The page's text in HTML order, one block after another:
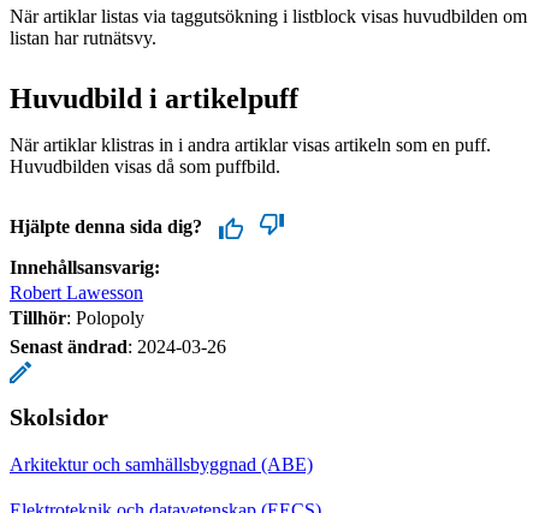
När artiklar listas via taggutsökning i listblock visas huvudbilden om
listan har rutnätsvy.
Huvudbild i artikelpuff
När artiklar klistras in i andra artiklar visas artikeln som en puff.
Huvudbilden visas då som puffbild.
Hjälpte denna sida dig?
Innehållsansvarig:
Robert Lawesson
Tillhör: Polopoly
Senast ändrad: 2024-03-26
Skolsidor
Arkitektur och samhällsbyggnad (ABE)